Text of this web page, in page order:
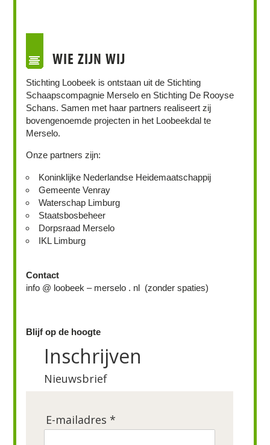
WIE ZIJN WIJ
Stichting Loobeek is ontstaan uit de Stichting
Schaapscompagnie Merselo en Stichting De Rooyse
Schans. Samen met haar partners realiseert zij
bovengenoemde projecten in het Loobeekdal te
Merselo.
Onze partners zijn:
Koninklijke Nederlandse Heidemaatschappij
Gemeente Venray
Waterschap Limburg
Staatsbosbeheer
Dorpsraad Merselo
IKL Limburg
Contact
info @ loobeek – merselo . nl (zonder spaties)
Blijf op de hoogte
Inschrijven
Nieuwsbrief
E-mailadres *